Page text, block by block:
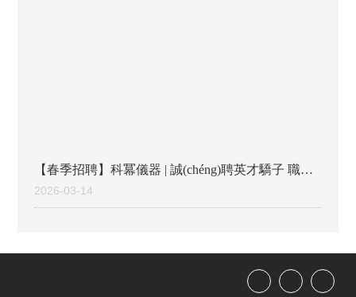
【春季招聘】科冪儀器 | 誠(chéng)聘英才驕子 職等
您來(lái)
2026-03-14